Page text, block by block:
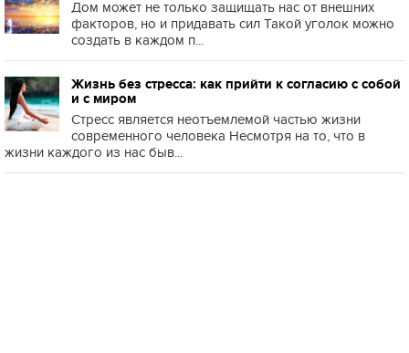
Дом может не только защищать нас от внешних
факторов, но и придавать сил Такой уголок можно
создать в каждом п...
Жизнь без стресса: как прийти к согласию с собой
и с миром
Стресс является неотъемлемой частью жизни
современного человека Несмотря на то, что в
жизни каждого из нас быв...